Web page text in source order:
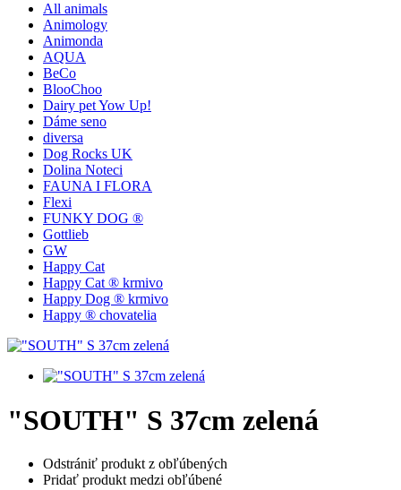
All animals
Animology
Animonda
AQUA
BeCo
BlooChoo
Dairy pet Yow Up!
Dáme seno
diversa
Dog Rocks UK
Dolina Noteci
FAUNA I FLORA
Flexi
FUNKY DOG ®
Gottlieb
GW
Happy Cat
Happy Cat ® krmivo
Happy Dog ® krmivo
Happy ® chovatelia
"SOUTH" S 37cm zelená
Odstrániť produkt z obľúbených
Pridať produkt medzi obľúbené